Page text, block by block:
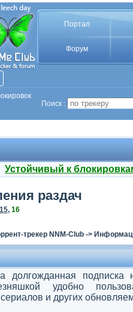
Портал
Форум
Поиск :
Устойчивый к
раздач
15, 16
трекер NNM-Club ->
долгожданная подписка
удобно
и других